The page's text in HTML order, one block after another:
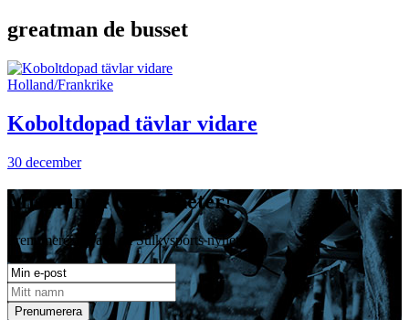
greatman de busset
Holland/Frankrike
Koboltdopad tävlar vidare
30 december
Missa inga travnyheter!
Prenumerera gratis på Sulkysports nyhetsbrev